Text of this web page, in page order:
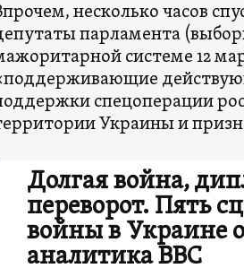
несколько часов
парламента
системе 12
спецоперации
Украины и
Долгая война,
переворот. Пять
войны в Украине
аналитика ВВС